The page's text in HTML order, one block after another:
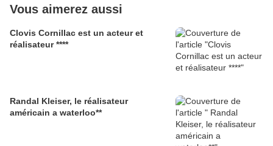
Vous aimerez aussi
Clovis Cornillac est un acteur et
réalisateur ****
Randal Kleiser, le réalisateur
américain a waterloo**